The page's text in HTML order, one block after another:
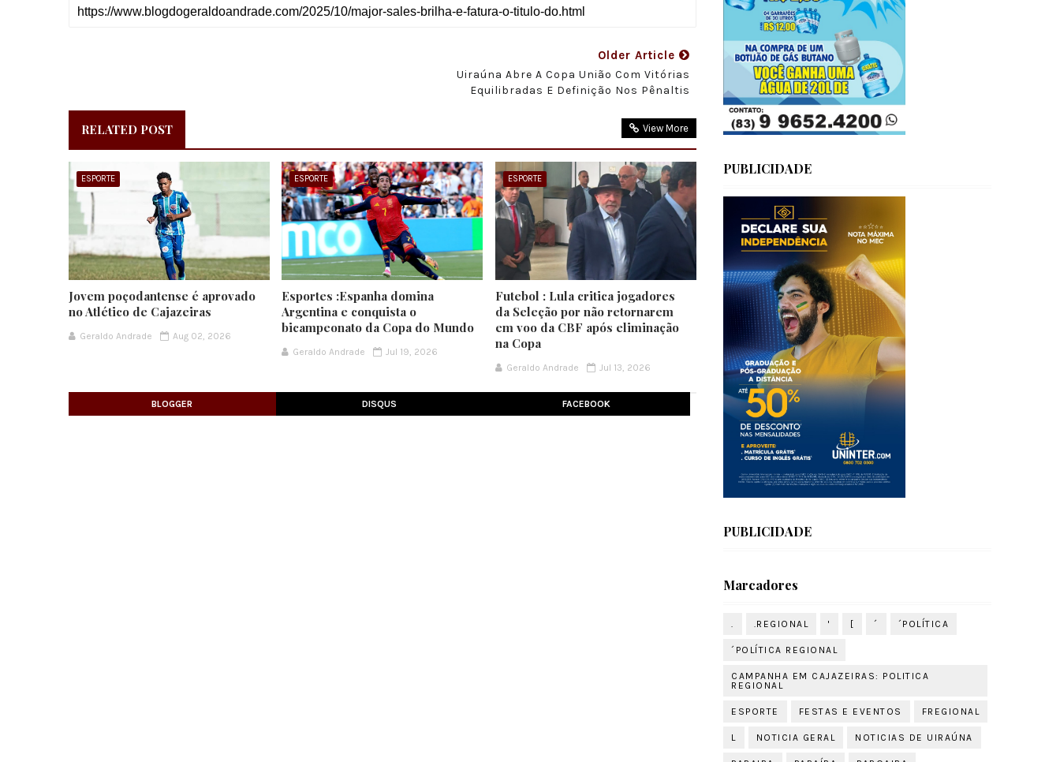
Older Article
Uiraúna Abre A Copa União Com Vitórias
Equilibradas E Definição Nos Pênaltis
RELATED POST View More
ESPORTE
Jovem poçodantense é aprovado
no Atlético de Cajazeiras
Geraldo Andrade Aug 02, 2026
ESPORTE
Esportes :Espanha domina
Argentina e conquista o
bicampeonato da Copa do Mundo
Geraldo Andrade Jul 19, 2026
ESPORTE
Futebol : Lula critica jogadores
da Seleção por não retornarem
em voo da CBF após eliminação
na Copa
Geraldo Andrade Jul 13, 2026
BLOGGER DISQUS FACEBOOK
PUBLICIDADE
PUBLICIDADE
Marcadores
. .REGIONAL ' [ ´ ´POLÍTICA
´POLÍTICA REGIONAL
CAMPANHA EM CAJAZEIRAS: POLITICA
REGIONAL
ESPORTE FESTAS E EVENTOS FREGIONAL
L NOTICIA GERAL NOTICIAS DE UIRAÚNA